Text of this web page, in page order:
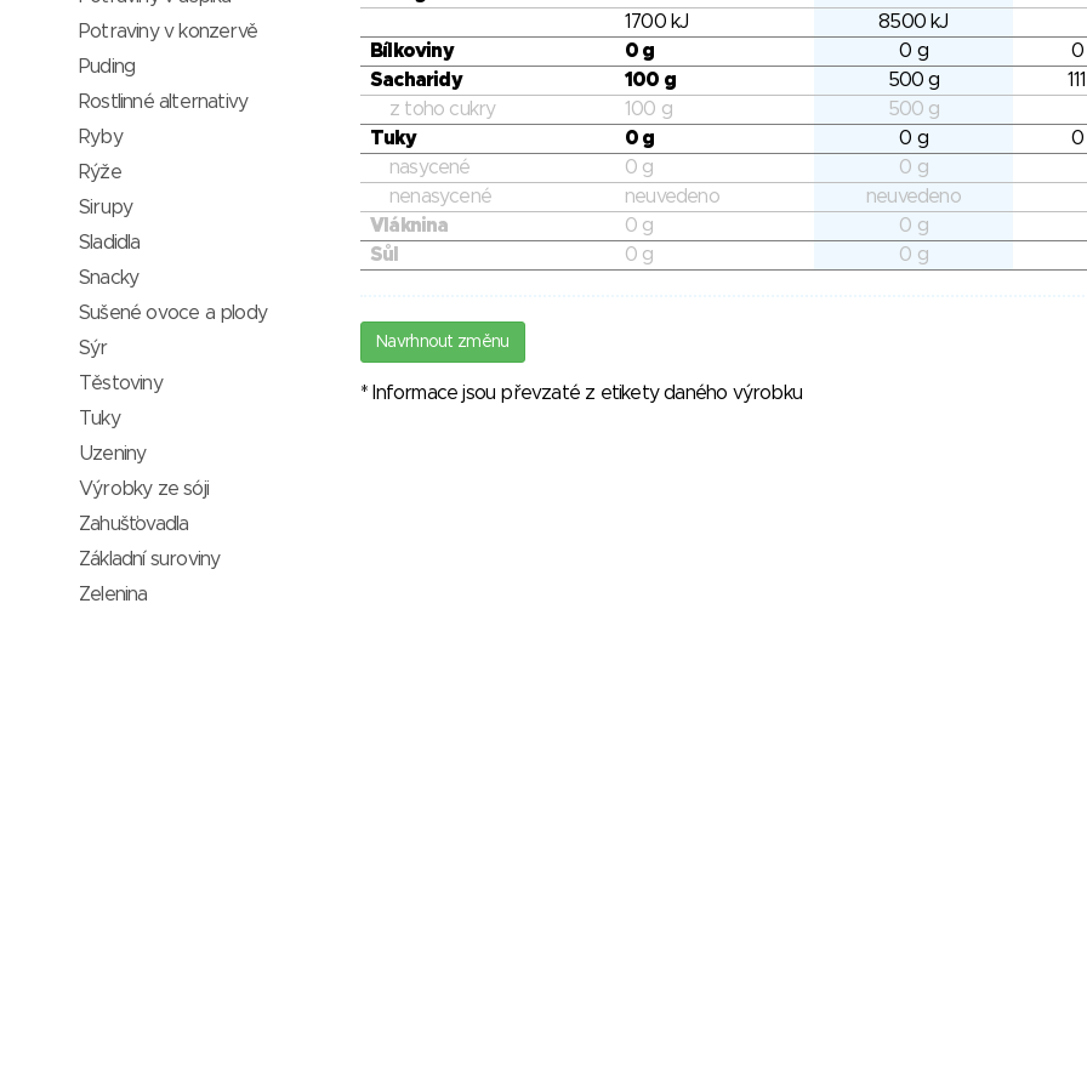
1700 kJ
8500 kJ
Bílkoviny
0 g 0 g
0
Sacharidy
100 g 500 g
z toho cukry
100 g
500 g
Tuky
0 g 0 g
0
nasycené
0 g
0 g
nenasycené
neuvedeno
neuvedeno
Vláknina
0 g
0 g
Sůl
0 g 0 g
Navrhnout změnu
* Informace jsou převzaté z etikety daného výrobku
Potraviny v konzervě
Puding
Rostlinné alternativy
Ryby
Rýže
Sirupy
Sladidla
Snacky
Sušené ovoce a plody
Sýr
Těstoviny
Tuky
Uzeniny
Výrobky ze sóji
Zahušťovadla
Základní suroviny
Zelenina